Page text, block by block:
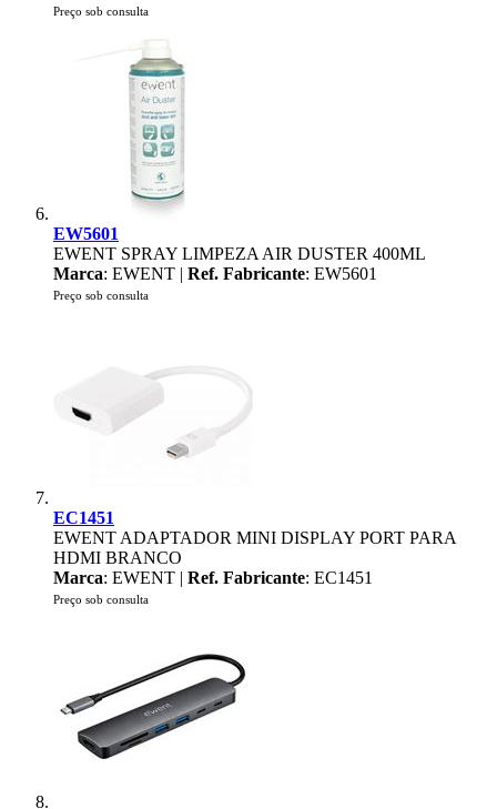
Preço sob consulta
EW5601
EWENT SPRAY LIMPEZA AIR DUSTER 400ML
Marca: EWENT | Ref. Fabricante: EW5601
Preço sob consulta
EC1451
EWENT ADAPTADOR MINI DISPLAY PORT PARA
HDMI BRANCO
Marca: EWENT | Ref. Fabricante: EC1451
Preço sob consulta